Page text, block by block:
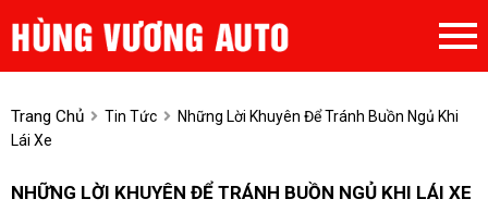
Trang Chủ Tin Tức
Những Lời Khuyên Để Tránh Buồn Ngủ Khi
Lái Xe
NHỮNG LỜI KHUYÊN ĐỂ TRÁNH BUỒN NGỦ KHI LÁI XE